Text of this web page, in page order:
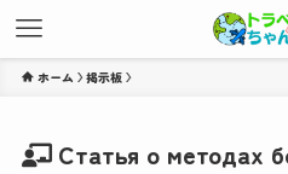
ホーム
Статья о методах